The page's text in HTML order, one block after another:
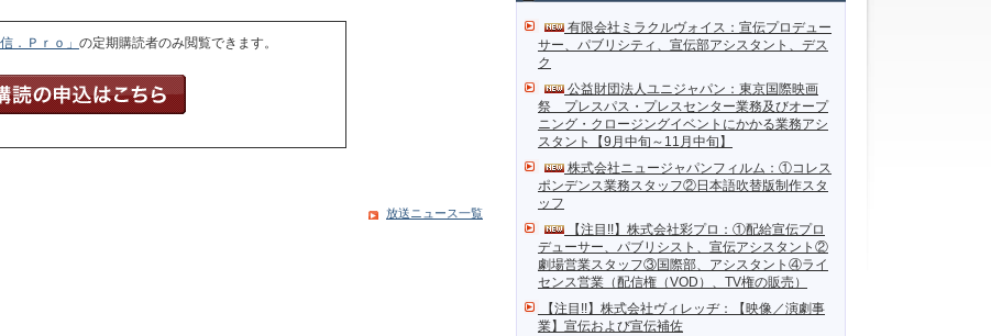
有限会社ミラクルヴォイス：宣伝プロデュー
サー、パブリシティ、宣伝部アシスタント、デス
ク
公益財団法人ユニジャパン：東京国際映画
祭 プレスパス・プレスセンター業務及びオープ
ニング・クロージングイベントにかかる業務アシ
スタント【9月中旬～11月中旬】
株式会社ニュージャパンフィルム：①コレス
ポンデンス業務スタッフ②日本語吹替版制作スタ
ッフ
【注目!!】株式会社彩プロ：①配給宣伝プロ
デューサー、パブリシスト、宣伝アシスタント②
劇場営業スタッフ③国際部、アシスタント④ライ
センス営業（配信権（VOD）、TV権の販売）
【注目!!】株式会社ヴィレッヂ：【映像／演劇事
業】宣伝および宣伝補佐
．Ｐｒｏ」 の定期購読者のみ閲覧できます。
放送ニュース一覧